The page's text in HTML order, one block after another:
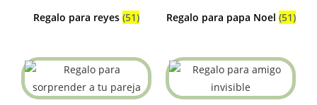
Regalo para reyes (51) Regalo para papa Noel (51)